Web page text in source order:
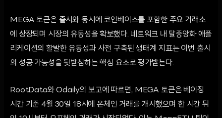
MEGA 토큰은 출시와 동시에 코인베이스를 포함한 주요 거래소
에 상장되며 시장의 유동성을 확보했다. 네트워크 내 탈중앙화 애플
리케이션의 활발한 유동성과 사전 구축된 생태계 지표는 이번 출시
의 성공 가능성을 뒷받침하는 핵심 요소로 평가받는다.
RootData와 Odaily의 보고에 따르면, MEGA 토큰은 베이징
시간 기준 4월 30일 18시에 온체인 거래를 개시했으며 한 시간 뒤